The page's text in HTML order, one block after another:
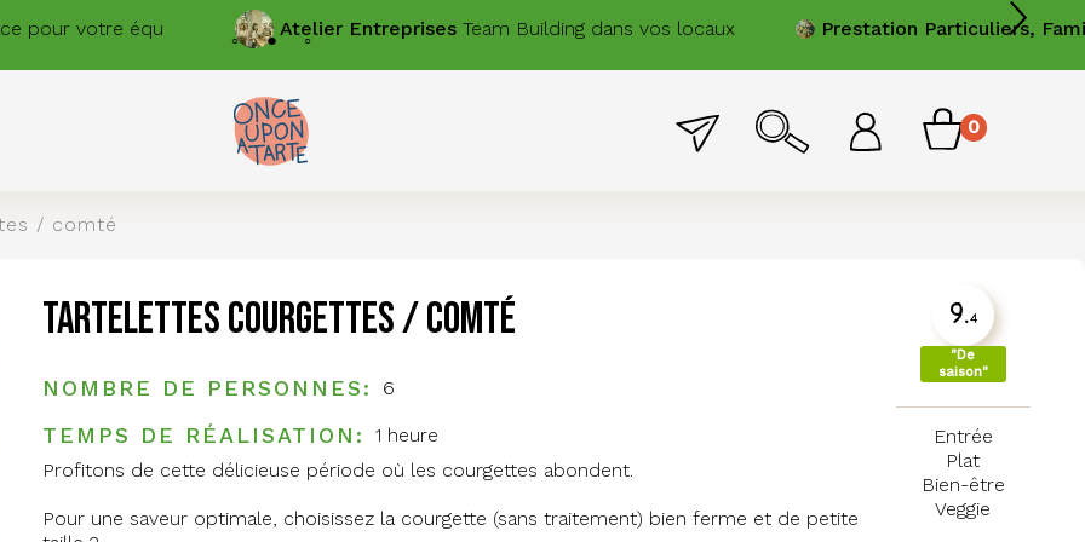
Atelier Entreprises Team Building dans vos locaux Prestation Particuliers, Familles Cheffe à domicile, je
Menu
Menu
l'utilisateur
0
/ comté
Tartelettes courgettes / comté
NOMBRE DE PERSONNES 6
TEMPS DE RÉALISATION
1 heure
Profitons de cette délicieuse période où les courgettes abondent.
Pour une saveur optimale, choisissez la courgette (sans traitement) bien ferme et de petite
9.4
"De
saison"
Entrée
Plat
Bien-être
Veggie